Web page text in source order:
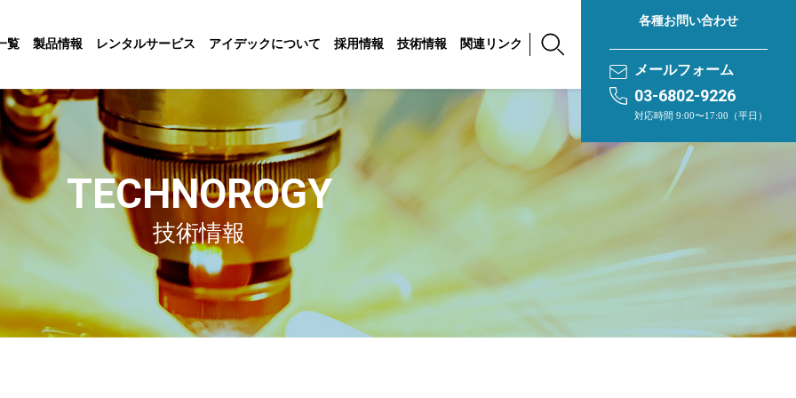
覧 製品情報 レンタルサービス アイデックについて 採用情報 技術情報 関連リンク
各種お問い合わせ
メールフォーム
03-6802-9226
対応時間 9:00〜17:00（平日）
TECHNOROGY
技術情報